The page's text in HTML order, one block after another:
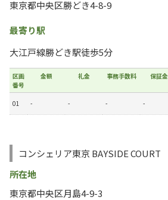
東京都中央区勝どき4-8-9
最寄り駅
大江戸線勝どき駅徒歩5分
区画
番号
金額 礼金 事務手数料 保証金
01 - - - -
コンシェリア東京 BAYSIDE COURT
所在地
東京都中央区月島4-9-3